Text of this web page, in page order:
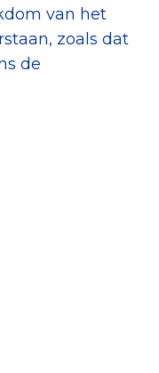
van het
zoals dat
de